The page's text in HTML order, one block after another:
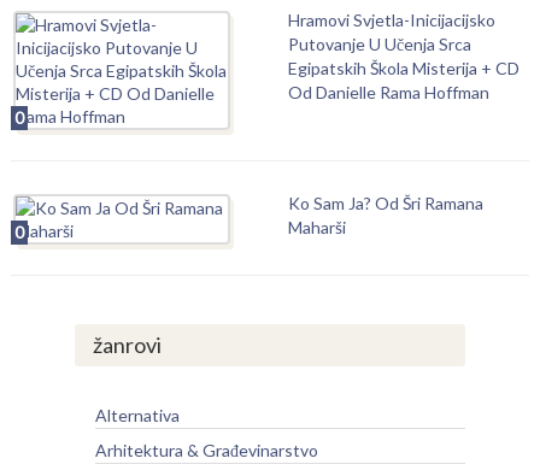
0
Hramovi Svjetla-Inicijacijsko
Putovanje U Učenja Srca
Egipatskih Škola Misterija + CD
Od Danielle Rama Hoffman
0
Ko Sam Ja? Od Šri Ramana
Maharši
žanrovi
Alternativa
Arhitektura & Građevinarstvo